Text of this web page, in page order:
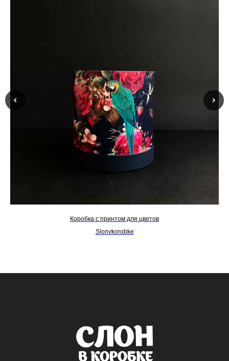
Коробка с принтом для цветов
Slonvkorobke